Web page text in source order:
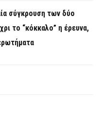
σύγκρουση των δύο
το “κόκκαλο” η έρευνα,